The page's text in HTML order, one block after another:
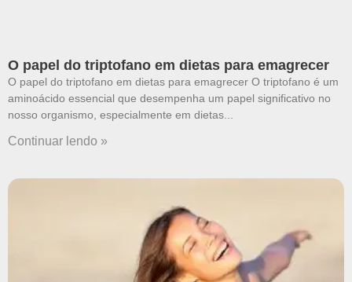
O papel do triptofano em dietas para emagrecer
O papel do triptofano em dietas para emagrecer O triptofano é um
aminoácido essencial que desempenha um papel significativo no
nosso organismo, especialmente em dietas
Continuar lendo »